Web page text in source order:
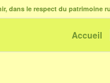
dans le respect du patrimoine
Accueil